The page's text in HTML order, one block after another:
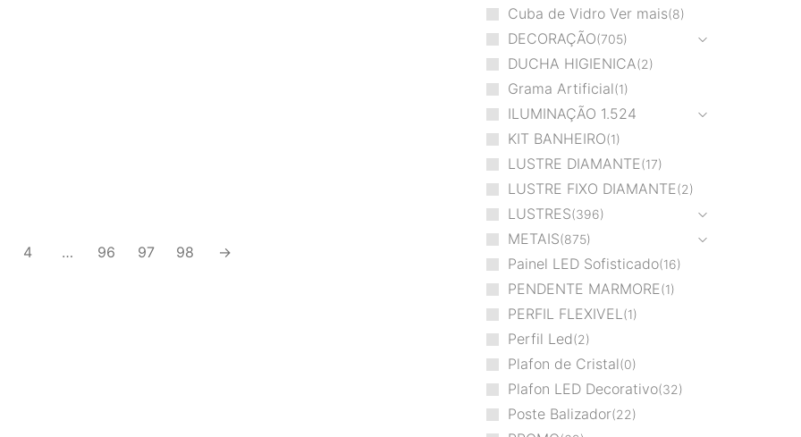
4 … 96 97 98 →
Cuba de Vidro Ver mais 8
DECORAÇÃO 705
DUCHA HIGIENICA 2
Grama Artificial 1
ILUMINAÇÃO 1.524
KIT BANHEIRO 1
LUSTRE DIAMANTE 17
LUSTRE FIXO DIAMANTE 2
LUSTRES 396
METAIS 875
Painel LED Sofisticado 16
PENDENTE MARMORE 1
PERFIL FLEXIVEL 1
Perfil Led 2
Plafon de Cristal 0
Plafon LED Decorativo 32
Poste Balizador 22